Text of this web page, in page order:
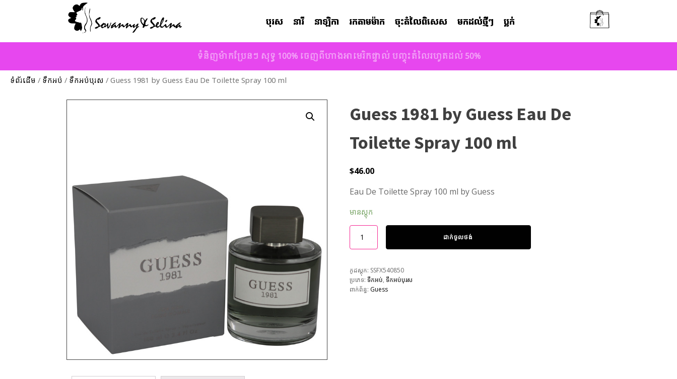
បុរស នារី នាឡិកា រកតាមម៉ាក ចុះតំលៃពិសេស មកដល់ថ្មីៗ ប្លក់
ទំនិញម៉ាកប្រែនៗ សុទ្ធ 100% ចេញពីហាងអាមេរិកផ្ទាល់ បញ្ចុះតំលៃរហូតដល់ 50%
ទំព័រដើម / ទឹកអប់ / ទឹកអប់បុរស / Guess 1981 by Guess Eau De Toilette Spray 100 ml
Guess 1981 by Guess Eau De
Toilette Spray 100 ml
$46.00
Eau De Toilette Spray 100 ml by Guess
មានស្តុក
ដាក់ចូលថង់
កូដស្តុក: SSFX540850
ប្រភេទ: ទឹកអប់, ទឹកអប់បុរស
ពាក់ព័ន្ធ: Guess